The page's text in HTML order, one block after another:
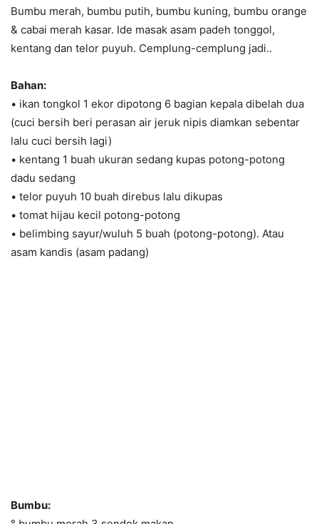
Bumbu merah, bumbu putih, bumbu kuning, bumbu orange
& cabai merah kasar. Ide masak asam padeh tonggol,
kentang dan telor puyuh. Cemplung-cemplung jadi..
Bahan:
• ikan tongkol 1 ekor dipotong 6 bagian kepala dibelah dua
(cuci bersih beri perasan air jeruk nipis diamkan sebentar
lalu cuci bersih lagi)
• kentang 1 buah ukuran sedang kupas potong-potong
dadu sedang
• telor puyuh 10 buah direbus lalu dikupas
• tomat hijau kecil potong-potong
• belimbing sayur/wuluh 5 buah (potong-potong). Atau
asam kandis (asam padang)
Bumbu: